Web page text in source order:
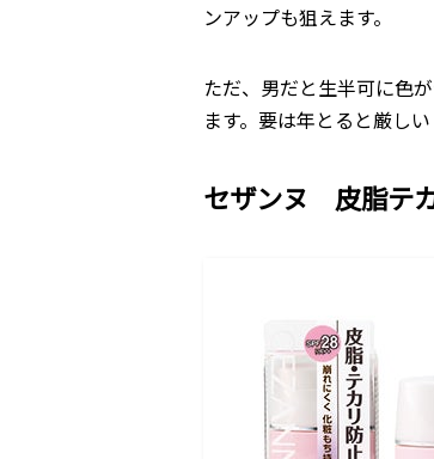
ンアップも狙えます。
ただ、男だと生半可に色
ます。要は年とると厳し
セザンヌ 皮脂テ